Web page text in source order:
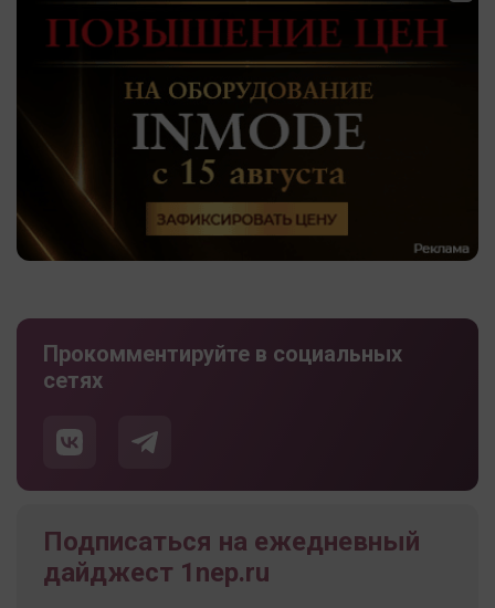
Прокомментируйте в социальных
сетях
Подписаться на ежедневный
дайджест 1nep.ru